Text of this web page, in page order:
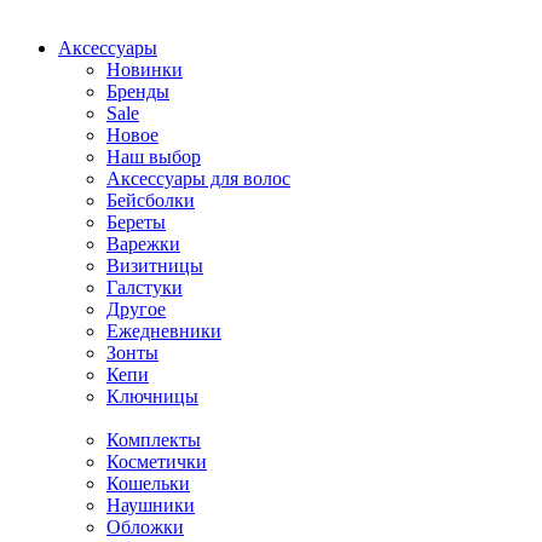
Аксессуары
Новинки
Бренды
Sale
Новое
Наш выбор
Аксессуары для волос
Бейсболки
Береты
Варежки
Визитницы
Галстуки
Другое
Ежедневники
Зонты
Кепи
Ключницы
Комплекты
Косметички
Кошельки
Наушники
Обложки